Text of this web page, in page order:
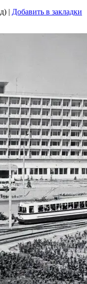
| Добавить в закладки